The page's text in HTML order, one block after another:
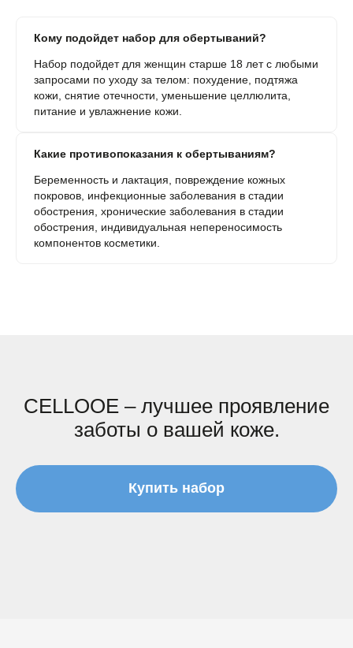
Кому подойдет набор для обертываний?
Набор подойдет для женщин старше 18 лет с любыми
запросами по уходу за телом: похудение, подтяжа
кожи, снятие отечности, уменьшение целлюлита,
питание и увлажнение кожи.
Какие противопоказания к обертываниям?
Беременность и лактация, повреждение кожных
покровов, инфекционные заболевания в стадии
обострения, хронические заболевания в стадии
обострения, индивидуальная непереносимость
компонентов косметики.
CELLOOE – лучшее проявление
заботы о вашей коже.
Купить набор